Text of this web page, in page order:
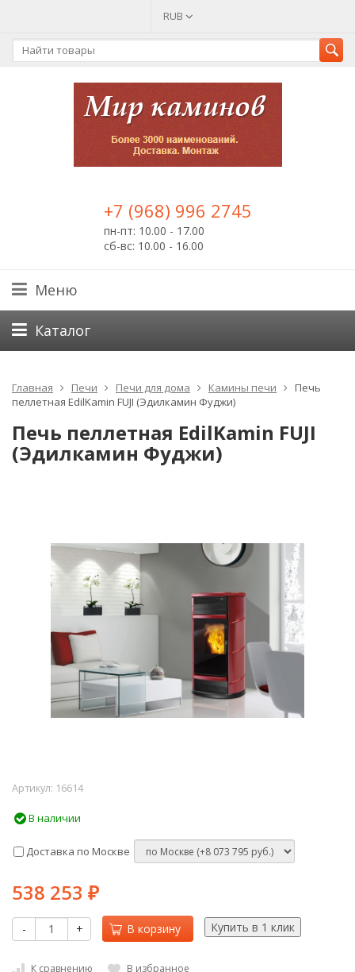
RUB
+7 (968) 996 2745
пн-пт: 10.00 - 17.00
сб-вс: 10.00 - 16.00
Меню
Каталог
Главная Печи Печи для дома Камины печи
Печь
пеллетная EdilKamin FUJI (Эдилкамин Фуджи)
Печь пеллетная EdilKamin FUJI
(Эдилкамин Фуджи)
Артикул: 16614
В наличии
Доставка по Москве
538 253 ₽
- + В корзину
К сравнению В избранное